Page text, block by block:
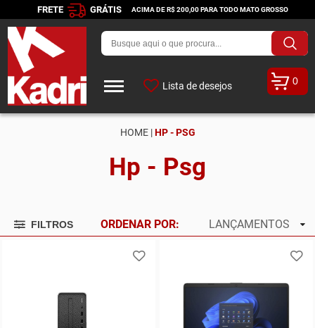
FRETE GRÁTIS ACIMA DE R$ 200,00 PARA TODO MATO GROSSO
Lista de desejos 0
HOME | HP - PSG
Hp - Psg
FILTROS ORDENAR POR: LANÇAMENTOS